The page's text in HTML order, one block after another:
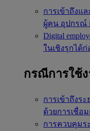
การเข้าถึงแ
ผู้คน อุปกรณ์
Digital
ในเชิงรุกได้
กรณีการใช้
การเข้าถึงระ
ด้วยการเชื่อ
การควบคุมร